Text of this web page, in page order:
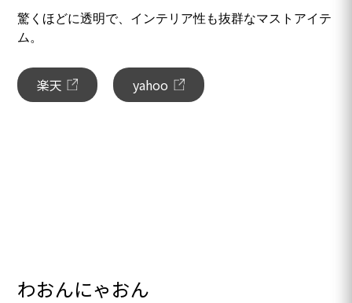
驚くほどに透明で、インテリア性も抜群なマストアイテ
ム。
楽天 yahoo
わおんにゃおん